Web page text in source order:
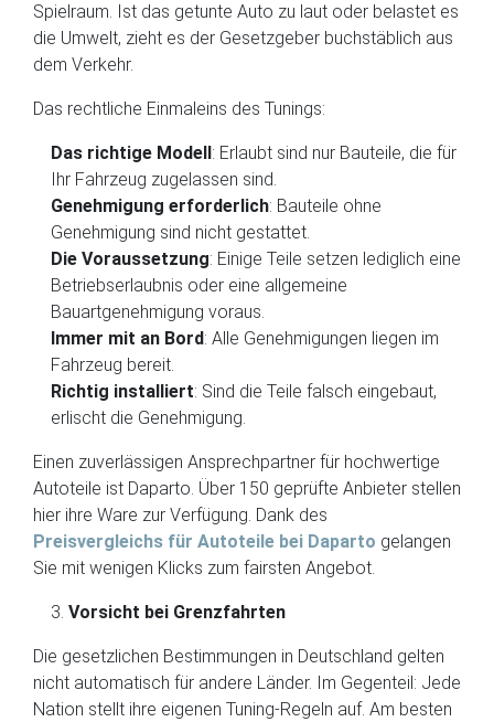
Spielraum. Ist das getunte Auto zu laut oder belastet es
die Umwelt, zieht es der Gesetzgeber buchstäblich aus
dem Verkehr.
Das rechtliche Einmaleins des Tunings:
Das richtige Modell: Erlaubt sind nur Bauteile, die für
Ihr Fahrzeug zugelassen sind.
Genehmigung erforderlich: Bauteile ohne
Genehmigung sind nicht gestattet.
Die Voraussetzung: Einige Teile setzen lediglich eine
Betriebserlaubnis oder eine allgemeine
Bauartgenehmigung voraus.
Immer mit an Bord: Alle Genehmigungen liegen im
Fahrzeug bereit.
Richtig installiert: Sind die Teile falsch eingebaut,
erlischt die Genehmigung.
Einen zuverlässigen Ansprechpartner für hochwertige
Autoteile ist Daparto. Über 150 geprüfte Anbieter stellen
hier ihre Ware zur Verfügung. Dank des
Preisvergleichs für Autoteile bei Daparto gelangen
Sie mit wenigen Klicks zum fairsten Angebot.
Vorsicht bei Grenzfahrten
Die gesetzlichen Bestimmungen in Deutschland gelten
nicht automatisch für andere Länder. Im Gegenteil: Jede
Nation stellt ihre eigenen Tuning-Regeln auf. Am besten